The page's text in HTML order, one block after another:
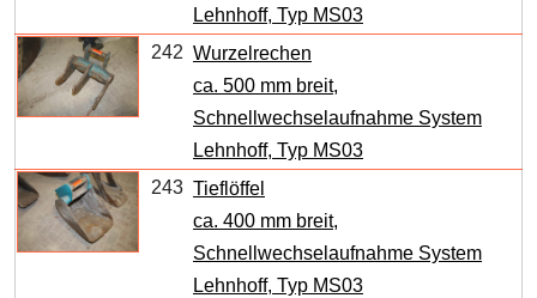
Lehnhoff, Typ MS03
242 Wurzelrechen
ca. 500 mm breit,
Schnellwechselaufnahme System
Lehnhoff, Typ MS03
243 Tieflöffel
ca. 400 mm breit,
Schnellwechselaufnahme System
Lehnhoff, Typ MS03